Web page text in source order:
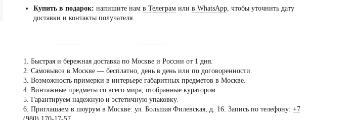
Купить в подарок: напишите нам в Телеграм или в WhatsApp, чтобы уточнить дату
доставки и контакты получателя.
......................................................................................
1. Быстрая и бережная доставка по Москве и России от 1 дня.
2. Самовывоз в Москве — бесплатно, день в день или по договоренности.
3. Возможность примерки в интерьере габаритных предметов в Москве.
4. Винтажные предметы со всего мира, отобранные куратором.
5. Гарантируем надежную и эстетичную упаковку.
6. Приглашаем в шоурум в Москве: ул. Большая Филевская, д. 16. Запись по телефону: +7
Посещение шоурума